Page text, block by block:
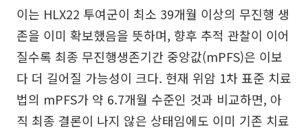
이는 HLX22 투여군이 최소 39개월 이상의 무진행 생
존을 이미 확보했음을 뜻하며, 향후 추적 관찰이 이어
질수록 최종 무진행생존기간 중앙값(mPFS)은 이보
다 더 길어질 가능성이 크다. 현재 위암 1차 표준 치료
법의 mPFS가 약 6.7개월 수준인 것과 비교하면, 아
직 최종 결론이 나지 않은 상태임에도 이미 기존 치료